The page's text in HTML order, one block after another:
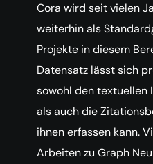
Cora wird seit vielen
weiterhin als
Projekte in diesem
Datensatz lässt sich
sowohl den textuellen
als auch die
ihnen erfassen kann.
Arbeiten zu Graph